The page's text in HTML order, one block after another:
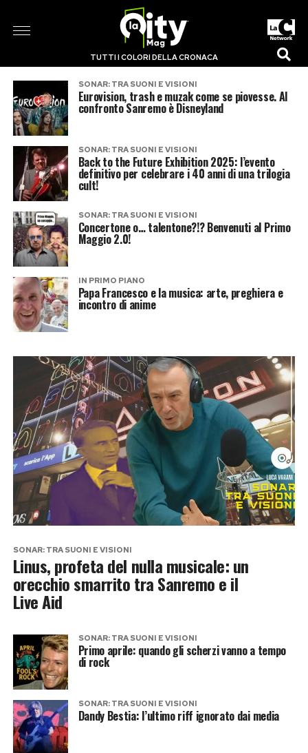
TUTTI I COLORI DELLA CRONACA
SONAR: TRA SUONI E VISIONI
Eurovision, trash e muzak come se piovesse. Al
confronto Sanremo è Disneyland
SONAR: TRA SUONI E VISIONI
Back to the Future Exhibition 2025: l’evento
definitivo per celebrare i 40 anni di una trilogia
cult!
SONAR: TRA SUONI E VISIONI
Concertone o… talentone?!? Benvenuti al Primo
Maggio 2.0!
IN PRIMO PIANO
Papa Francesco e la musica: arte, preghiera e
incontro di anime
SONAR: TRA SUONI E VISIONI
Linus, profeta del nulla musicale: un
orecchio smarrito tra Sanremo e il
Live Aid
SONAR: TRA SUONI E VISIONI
Primo aprile: quando gli scherzi vanno a tempo
di rock
SONAR: TRA SUONI E VISIONI
Dandy Bestia: l’ultimo riff ignorato dai media